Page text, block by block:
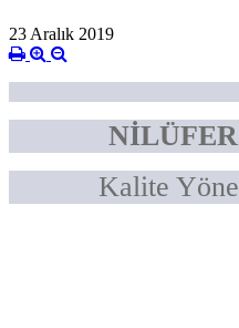
23 Aralık 2019
Kalite